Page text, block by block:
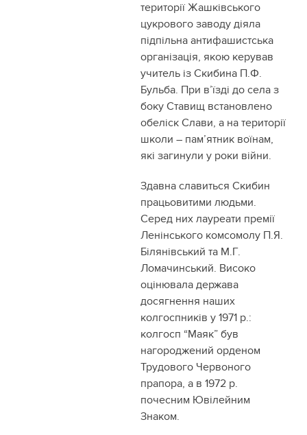
території Жашківського
цукрового заводу діяла
підпільна антифашистська
організація, якою керував
учитель із Скибина П.Ф.
Бульба. При в’їзді до села з
боку Ставищ встановлено
обеліск Слави, а на території
школи – пам’ятник воїнам,
які загинули у роки війни.
Здавна славиться Скибин
працьовитими людьми.
Серед них лауреати премії
Ленінського комсомолу П.Я.
Білянівський та М.Г.
Ломачинський. Високо
оцінювала держава
досягнення наших
колгоспників у 1971 р.:
колгосп “Маяк” був
нагороджений орденом
Трудового Червоного
прапора, а в 1972 р.
почесним Ювілейним
Знаком.